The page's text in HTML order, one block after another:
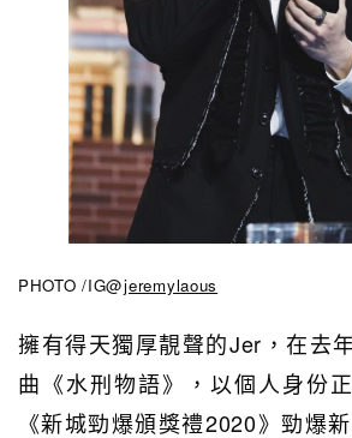
PHOTO /IG@jeremylaous
擁有得天獨厚靚聲的Jer，在去
曲《水刑物語》，以個人身份
《新城勁爆頒獎禮2020》勁爆